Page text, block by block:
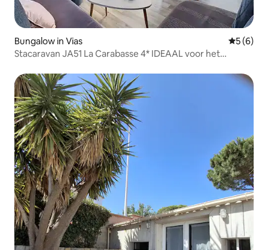
Bungalow in Vias
5 (6)
Stacaravan JA51 La Carabasse 4* IDEAAL voor het